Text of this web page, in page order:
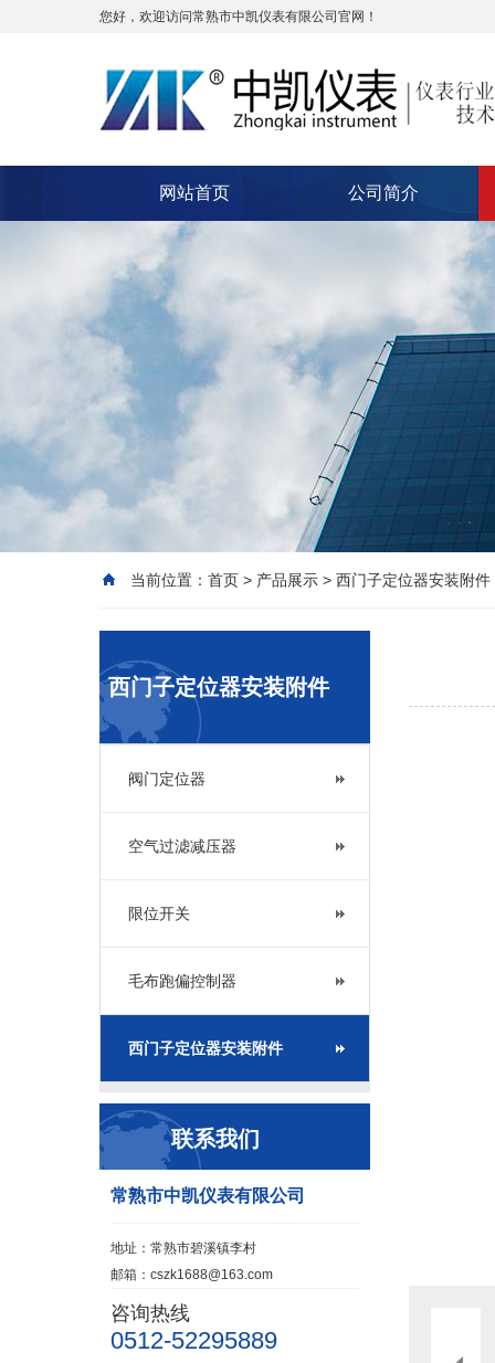
您好，欢迎访问常熟市中凯仪表有限公司官网！
网站首页 公司简介
当前位置： 首页 > 产品展示 > 西门子定位器安装附件
西门子定位器安装附件
阀门定位器
空气过滤减压器
限位开关
毛布跑偏控制器
西门子定位器安装附件
联系我们
常熟市中凯仪表有限公司
地址：常熟市碧溪镇李村
邮箱：cszk1688@163.com
咨询热线
0512-52295889